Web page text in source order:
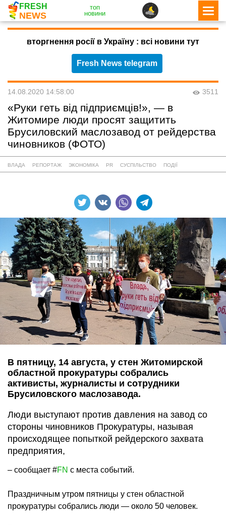
FRESH
NEWS
топ
новини
вторгнення росії в Україну : всі новини тут
Fresh News telegram
14.08.2020 14:58:00 3511
«Руки геть від підприємців!», — в
Житомире люди просят защитить
Брусиловский маслозавод от рейдерства
чиновников (ФОТО)
ВЛАДА РЕПОРТАЖ ЭКОНОМІКА PR СУСПІЛЬСТВО ПОДІЇ
В пятницу, 14 августа, у стен Житомирской
областной прокуратуры собрались
активисты, журналисты и сотрудники
Брусиловского маслозавода.
Люди выступают против давления на завод со
стороны чиновников Прокуратуры, называя
происходящее попыткой рейдерского захвата
предприятия,
– сообщает #FN с места событий.
Праздничным утром пятницы у стен областной
прокуратуры собрались люди — около 50 человек.